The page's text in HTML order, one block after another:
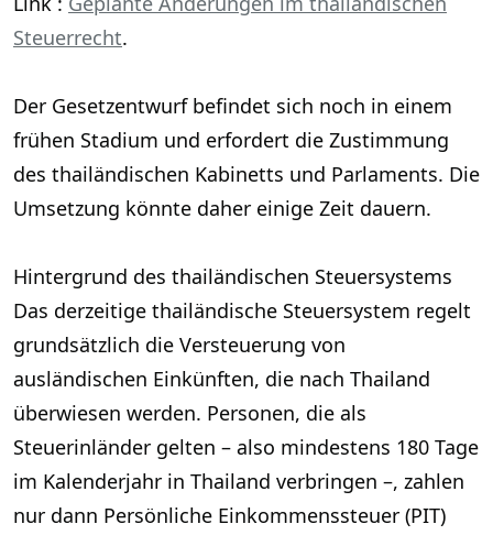
Steuerrecht.
Der Gesetzentwurf befindet sich noch in einem
frühen Stadium und erfordert die Zustimmung
des thailändischen Kabinetts und Parlaments. Die
Umsetzung könnte daher einige Zeit dauern.
Hintergrund des thailändischen Steuersystems
Das derzeitige thailändische Steuersystem regelt
grundsätzlich die Versteuerung von
ausländischen Einkünften, die nach Thailand
überwiesen werden. Personen, die als
Steuerinländer gelten – also mindestens 180 Tage
im Kalenderjahr in Thailand verbringen –, zahlen
nur dann Persönliche Einkommenssteuer (PIT)